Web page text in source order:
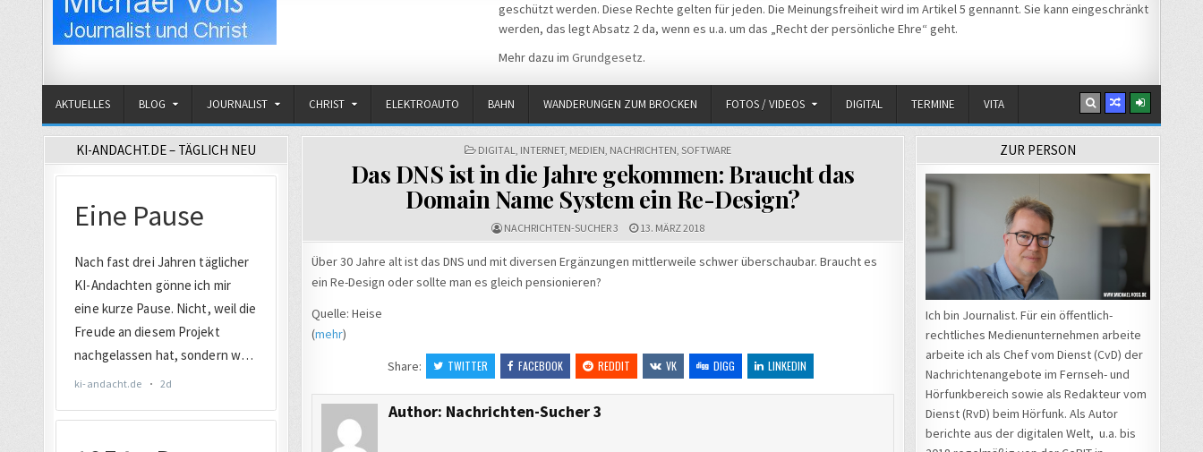
geschützt werden. Diese Rechte gelten für jeden. Die Meinungsfreiheit wird im Artikel 5 gennannt. Sie kann eingeschränkt
werden, das legt Absatz 2 da, wenn es u.a. um das „Recht der persönliche Ehre“ geht.
Mehr dazu im Grundgesetz.
AKTUELLES BLOG JOURNALIST CHRIST ELEKTROAUTO BAHN WANDERUNGEN ZUM BROCKEN FOTOS / VIDEOS DIGITAL TERMINE VITA
POSTED
IN
DIGITAL INTERNET, MEDIEN NACHRICHTEN SOFTWARE
Das DNS ist in die Jahre gekommen: Braucht das
Domain Name System ein Re-Design?
NACHRICHTEN-SUCHER 3 13. MÄRZ 2018
Über 30 Jahre alt ist das DNS und mit diversen Ergänzungen mittlerweile schwer überschaubar. Braucht es
ein Re-Design oder sollte man es gleich pensionieren?
Quelle: Heise
(mehr)
Share:
TWITTER FACEBOOK REDDIT VK DIGG LINKEDIN
Author: Nachrichten-Sucher 3
KI-ANDACHT.DE – TÄGLICH NEU ZUR PERSON
Ich bin Journalist. Für ein öffentlich-
rechtliches Medienunternehmen arbeite
arbeite ich als Chef vom Dienst (CvD) der
Nachrichtenangebote im Fernseh- und
Hörfunkbereich sowie als Redakteur vom
Dienst (RvD) beim Hörfunk. Als Autor
berichte aus der digitalen Welt, u.a. bis